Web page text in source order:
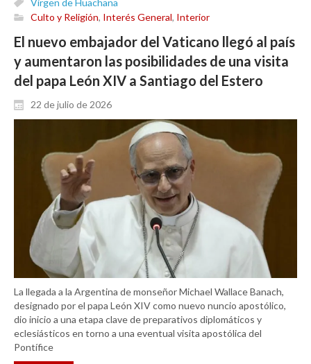
Virgen de Huachana
Culto y Religión, Interés General, Interior
El nuevo embajador del Vaticano llegó al país
y aumentaron las posibilidades de una visita
del papa León XIV a Santiago del Estero
22 de julio de 2026
La llegada a la Argentina de monseñor Michael Wallace Banach,
designado por el papa León XIV como nuevo nuncio apostólico,
dio inicio a una etapa clave de preparativos diplomáticos y
eclesiásticos en torno a una eventual visita apostólica del
Pontífice